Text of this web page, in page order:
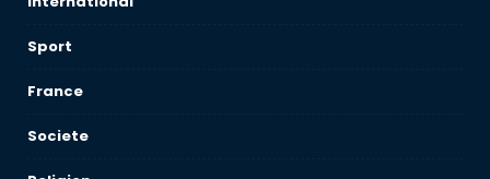
Sport
France
Societe